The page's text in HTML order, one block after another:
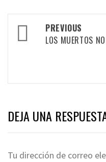
Post
navigation
PREVIOUS
LOS MUERTOS
DEJA UNA
Tu dirección de correo